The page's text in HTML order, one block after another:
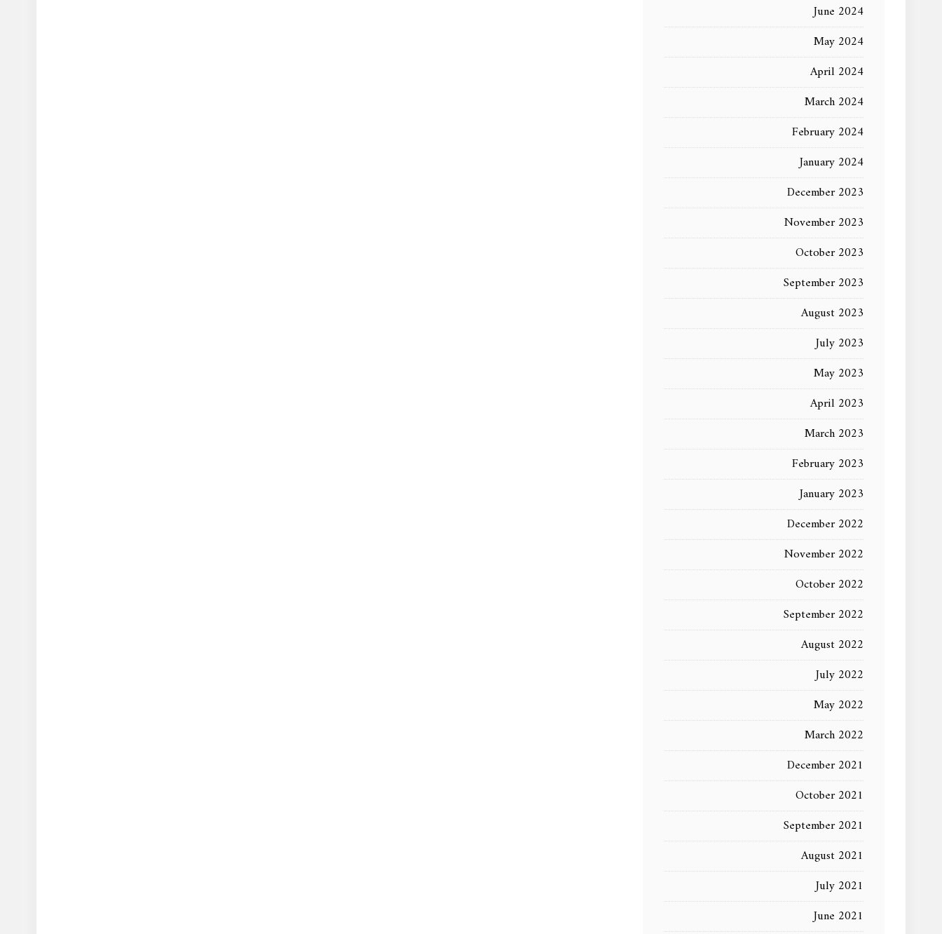
June 2024
May 2024
April 2024
March 2024
February 2024
January 2024
December 2023
November 2023
October 2023
September 2023
August 2023
July 2023
May 2023
April 2023
March 2023
February 2023
January 2023
December 2022
November 2022
October 2022
September 2022
August 2022
July 2022
May 2022
March 2022
December 2021
October 2021
September 2021
August 2021
July 2021
June 2021